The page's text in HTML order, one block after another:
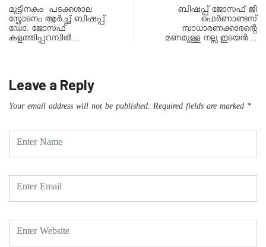
മുട്ടിനകം പടക്കശാല
സ്ഫോടനം ആർച്ച് ബിഷപ്പ്.
ഡോ. ജോസഫ്
കളത്തിപ്പറമ്പിൽ…
ബിഷപ്പ് ജോസഫ് ജി
ഫെർണാണ്ടസ്
സാധാരണക്കാരന്റെ
മണമുള്ള നല്ല ഇടയൻ…
Leave a Reply
Your email address will not be published. Required fields are marked *